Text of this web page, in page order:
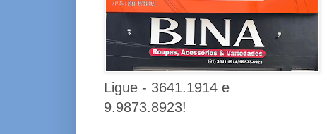
Ligue - 3641.1914 e
9.9873.8923!